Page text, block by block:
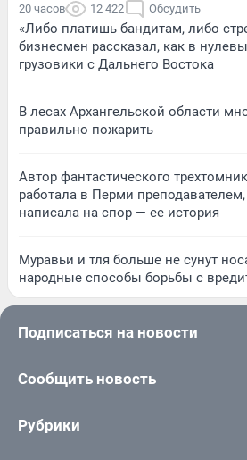
20 часов 12 422 Обсудить
«Либо платишь бандитам, либо
бизнесмен рассказал, как в
грузовики с Дальнего Востока
В лесах Архангельской области
правильно пожарить
Автор фантастического
работала в Перми
написала на спор — ее история
Муравьи и тля больше не сунут
народные способы борьбы с
Подписаться на новости
Сообщить новость
Рубрики